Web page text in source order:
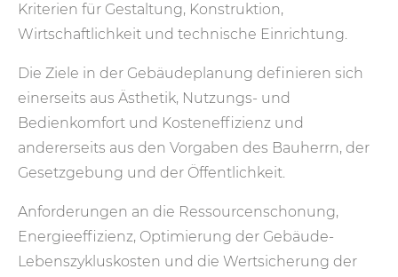
Kriterien für Gestaltung, Konstruktion,
Wirtschaftlichkeit und technische Einrichtung.
Die Ziele in der Gebäudeplanung definieren sich
einerseits aus Ästhetik, Nutzungs- und
Bedienkomfort und Kosten­effizienz und
andererseits aus den Vorgaben des Bauherrn, der
Gesetzgebung und der Öffentlichkeit.
Anforderungen an die Ressourcenschonung,
Energie­effizienz, Optimierung der Gebäude-
Lebenszyklus­kosten und die Wertsicherung der